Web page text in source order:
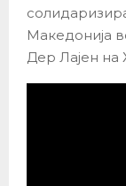
Македонија
Дер Лајен на